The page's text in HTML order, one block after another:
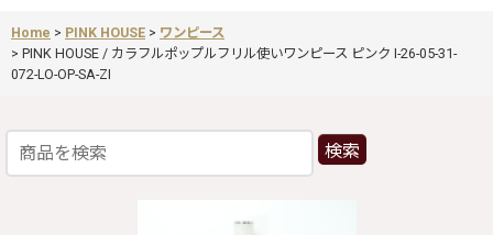
Home > PINK HOUSE > ワンピース
> PINK HOUSE / カラフルポップルフリル使いワンピース ピンク I-26-05-31-
072-LO-OP-SA-ZI
検索